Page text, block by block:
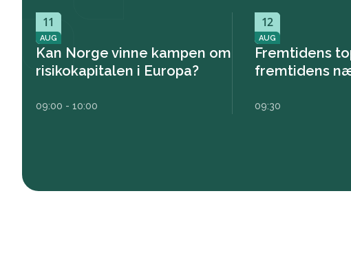
11
AUG
Kan Norge vinne kampen om
risikokapitalen i Europa?
09:00 - 10:00
12
AUG
Fremtidens
fremtidens
09:30